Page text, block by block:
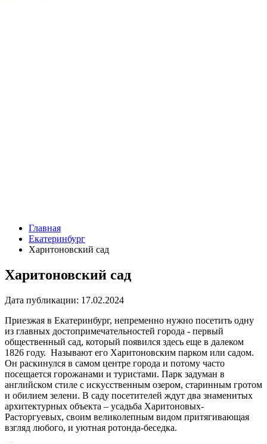
Главная
Екатеринбург
Харитоновский сад
Харитоновский сад
Дата публикации: 17.02.2024
Приезжая в Екатеринбург, непременно нужно посетить одну
из главных достопримечательностей города - первый
общественный сад, который появился здесь еще в далеком
1826 году. Называют его Харитоновским парком или садом.
Он раскинулся в самом центре города и потому часто
посещается горожанами и туристами. Парк задуман в
английском стиле с искусственным озером, старинным гротом
и обилием зелени. В саду посетителей ждут два знаменитых
архитектурных объекта – усадьба Харитоновых-
Расторгуевых, своим великолепным видом притягивающая
взгляд любого, и уютная ротонда-беседка.